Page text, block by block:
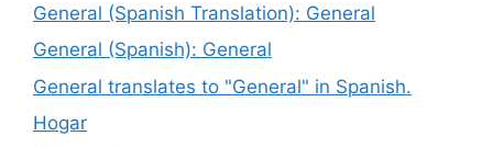
General (Spanish Translation): General
General (Spanish): General
General translates to "General" in Spanish.
Hogar